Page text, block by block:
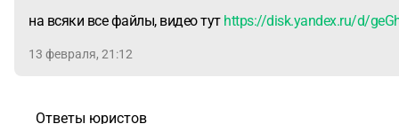
вложении), они комментарии не дали. Но, я говорю -
Волшебным образом лифт поженился на след день.На
Выясняется что они ограничили доступ к лифту в ночное
на всяки все файлы, видео тут https://disk.yandex.ru/d/
13 февраля, 21:12
Ответы юристов